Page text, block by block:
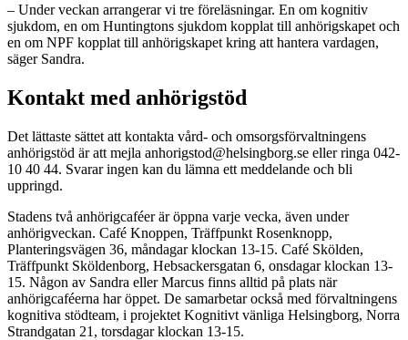
– Under veckan arrangerar vi tre föreläsningar. En om kognitiv
sjukdom, en om Huntingtons sjukdom kopplat till anhörigskapet och
en om NPF kopplat till anhörigskapet kring att hantera vardagen,
säger Sandra.
Kontakt med anhörigstöd
Det lättaste sättet att kontakta vård- och omsorgsförvaltningens
anhörigstöd är att mejla anhorigstod@helsingborg.se eller ringa 042-
10 40 44. Svarar ingen kan du lämna ett meddelande och bli
uppringd.
Stadens två anhörigcaféer är öppna varje vecka, även under
anhörigveckan. Café Knoppen, Träffpunkt Rosenknopp,
Planteringsvägen 36, måndagar klockan 13-15. Café Skölden,
Träffpunkt Sköldenborg, Hebsackersgatan 6, onsdagar klockan 13-
15. Någon av Sandra eller Marcus finns alltid på plats när
anhörigcaféerna har öppet. De samarbetar också med förvaltningens
kognitiva stödteam, i projektet Kognitivt vänliga Helsingborg, Norra
Strandgatan 21, torsdagar klockan 13-15.